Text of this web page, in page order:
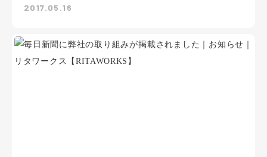
2017.05.16